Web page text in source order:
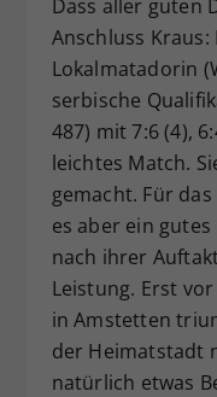
Dass aller guten
Anschluss
Lokalmatadorin
serbische
487) mit 7:6 (4),
leichtes Match.
gemacht. Für
es aber ein gutes
nach ihrer
Leistung. Erst
in Amstetten
der Heimatstadt
natürlich etwas